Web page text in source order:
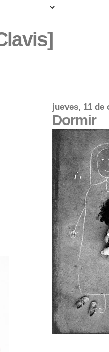
jueves, 11 de
Dormir